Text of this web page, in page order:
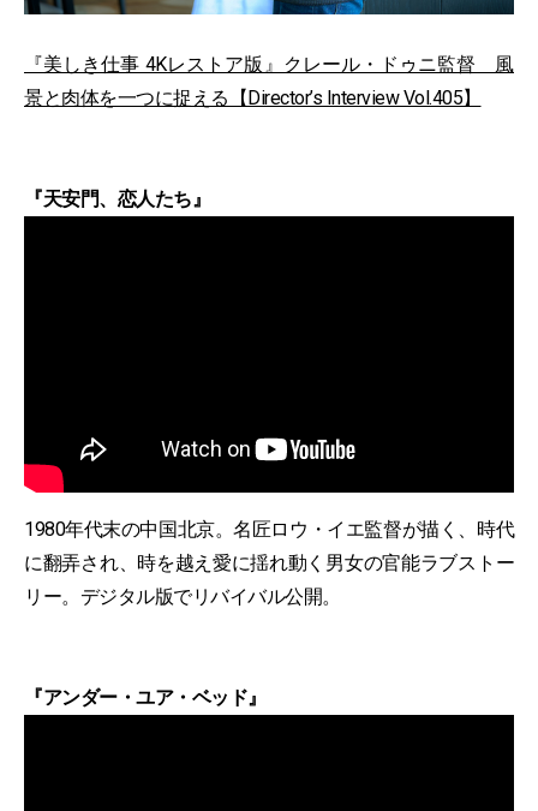
『美しき仕事 4Kレストア版』クレール・ドゥニ監督 風
景と肉体を一つに捉える【Director’s Interview Vol.405】
『天安門、恋人たち』
1980年代末の中国北京。名匠ロウ・イエ監督が描く、時代
に翻弄され、時を越え愛に揺れ動く男女の官能ラブストー
リー。デジタル版でリバイバル公開。
『アンダー・ユア・ベッド』